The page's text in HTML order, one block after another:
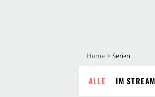
Home Serien
ALLE IM STREAM